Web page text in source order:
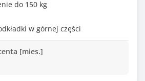
do 150 kg
w górnej części
[mies.]